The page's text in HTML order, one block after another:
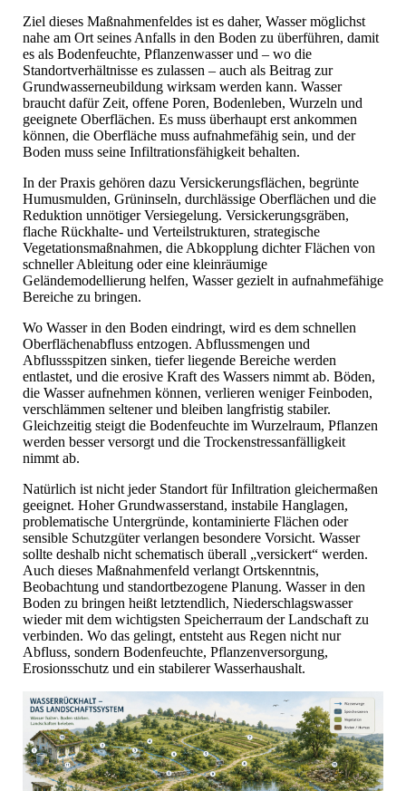
Ziel dieses Maßnahmenfeldes ist es daher, Wasser möglichst
nahe am Ort seines Anfalls in den Boden zu überführen, damit
es als Bodenfeuchte, Pflanzenwasser und – wo die
Standortverhältnisse es zulassen – auch als Beitrag zur
Grundwasserneubildung wirksam werden kann. Wasser
braucht dafür Zeit, offene Poren, Bodenleben, Wurzeln und
geeignete Oberflächen. Es muss überhaupt erst ankommen
können, die Oberfläche muss aufnahmefähig sein, und der
Boden muss seine Infiltrationsfähigkeit behalten.
In der Praxis gehören dazu Versickerungsflächen, begrünte
Humusmulden, Grüninseln, durchlässige Oberflächen und die
Reduktion unnötiger Versiegelung. Versickerungsgräben,
flache Rückhalte- und Verteilstrukturen, strategische
Vegetationsmaßnahmen, die Abkopplung dichter Flächen von
schneller Ableitung oder eine kleinräumige
Geländemodellierung helfen, Wasser gezielt in aufnahmefähige
Bereiche zu bringen.
Wo Wasser in den Boden eindringt, wird es dem schnellen
Oberflächenabfluss entzogen. Abflussmengen und
Abflussspitzen sinken, tiefer liegende Bereiche werden
entlastet, und die erosive Kraft des Wassers nimmt ab. Böden,
die Wasser aufnehmen können, verlieren weniger Feinboden,
verschlämmen seltener und bleiben langfristig stabiler.
Gleichzeitig steigt die Bodenfeuchte im Wurzelraum, Pflanzen
werden besser versorgt und die Trockenstressanfälligkeit
nimmt ab.
Natürlich ist nicht jeder Standort für Infiltration gleichermaßen
geeignet. Hoher Grundwasserstand, instabile Hanglagen,
problematische Untergründe, kontaminierte Flächen oder
sensible Schutzgüter verlangen besondere Vorsicht. Wasser
sollte deshalb nicht schematisch überall „versickert“ werden.
Auch dieses Maßnahmenfeld verlangt Ortskenntnis,
Beobachtung und standortbezogene Planung. Wasser in den
Boden zu bringen heißt letztendlich, Niederschlagswasser
wieder mit dem wichtigsten Speicherraum der Landschaft zu
verbinden. Wo das gelingt, entsteht aus Regen nicht nur
Abfluss, sondern Bodenfeuchte, Pflanzenversorgung,
Erosionsschutz und ein stabilerer Wasserhaushalt.